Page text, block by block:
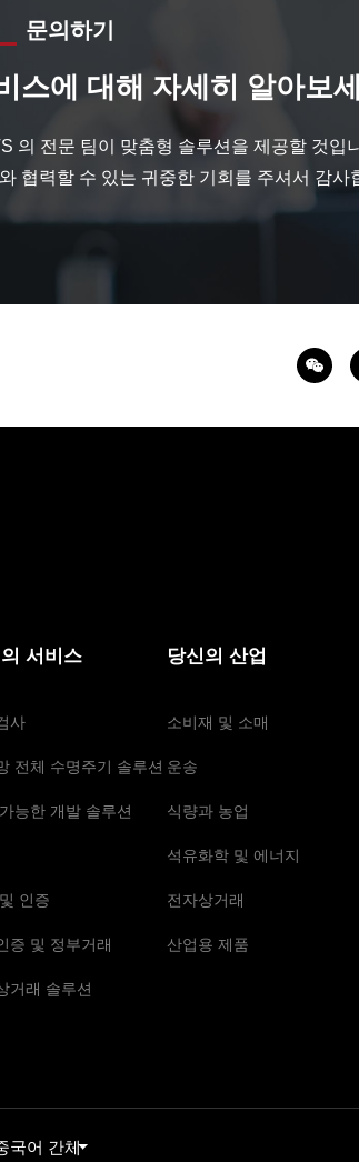
문의하기
스에 대해 자세히 알아보
의 전문 팀이 맞춤형 솔루션을 제공할 것입
협력할 수 있는 귀중한 기회를 주셔서 감사
서비스
사
전체 수명주기 솔루션
능한 개발 솔루션
인증
증 및 정부거래
거래 솔루션
당신의 산업
소비재 및 소매
운송
식량과 농업
석유화학 및 에너지
전자상거래
산업용 제품
국어 간체